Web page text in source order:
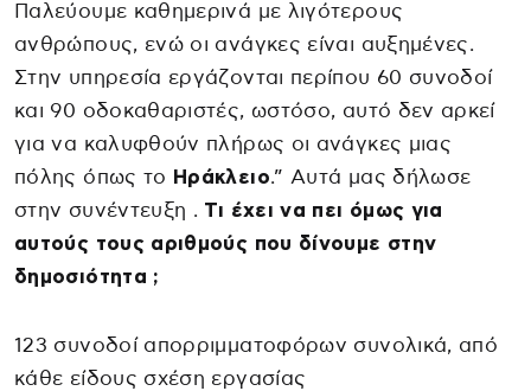
Παλεύουμε καθημερινά με λιγότερους
ανθρώπους, ενώ οι ανάγκες είναι αυξημένες.
Στην υπηρεσία εργάζονται περίπου 60 συνοδοί
και 90 οδοκαθαριστές, ωστόσο, αυτό δεν αρκεί
για να καλυφθούν πλήρως οι ανάγκες μιας
πόλης όπως το Ηράκλειο.” Αυτά μας δήλωσε
στην συνέντευξη . Τι έχει να πει όμως για
αυτούς τους αριθμούς που δίνουμε στην
δημοσιότητα ;
123 συνοδοί απορριμματοφόρων συνολικά, από
κάθε είδους σχέση εργασίας